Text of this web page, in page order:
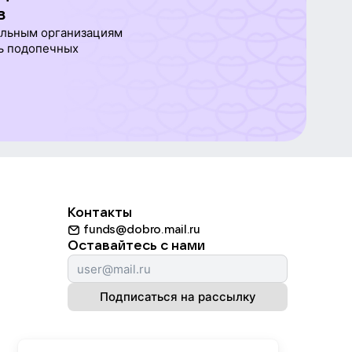
организациям
подопечных
Контакты
funds@dobro.mail.ru
Оставайтесь с нами
Подписаться на рассылку